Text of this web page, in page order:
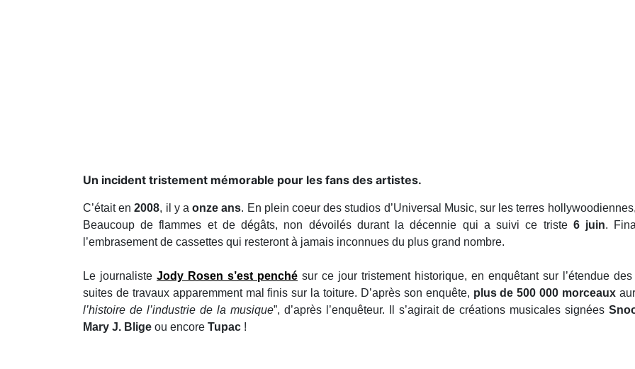
Un incident tristement mémorable pour les fans des artistes.
C’était en2008, il y a onze ans. En plein coeur des studios d’Universal Music, sur les terres
Beaucoup de flammes et de dégâts, non dévoilés durant la décennie qui a suivi ce triste6 juin.
l’embrasement de cassettes qui resteront à jamais inconnues du plus grand nombre.
Le journaliste Jody Rosen s’est penché sur ce jour tristement historique, en enquêtant sur l’étendue
suites de travaux apparemment mal finis sur la toiture. D’après son enquête, plus de 500 000 morceaux
l’histoire de l’industrie de la musique”, d’après l’enquêteur. Il s’agirait de créations musicales signées
Mary J. Blige ou encore Tupac !